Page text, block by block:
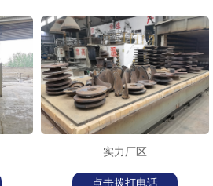
实力厂区
点击拨打电话